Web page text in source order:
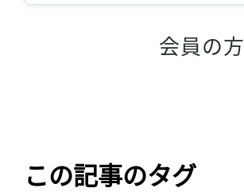
会員の方
この記事のタグ